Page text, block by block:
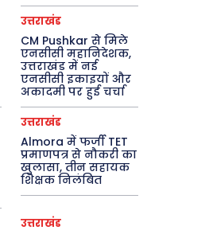
उत्तराखंड
CM Pushkar से मिले
एनसीसी महानिदेशक,
उत्तराखंड में नई
एनसीसी इकाइयों और
अकादमी पर हुई चर्चा
उत्तराखंड
Almora में फर्जी TET
प्रमाणपत्र से नौकरी का
खुलासा, तीन सहायक
शिक्षक निलंबित
उत्तराखंड